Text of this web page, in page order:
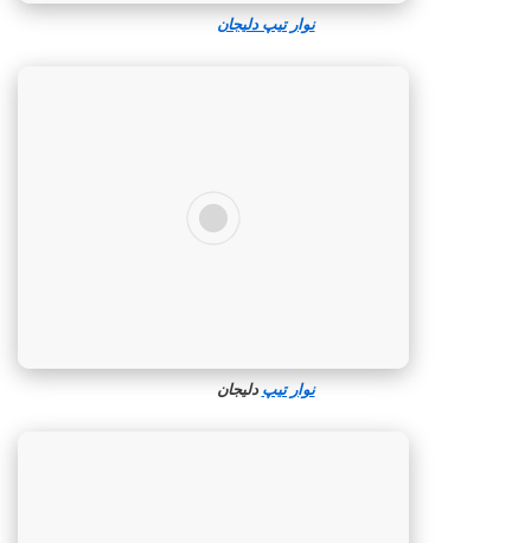
نوار تیپ دلیجان
نوار تیپ دلیجان